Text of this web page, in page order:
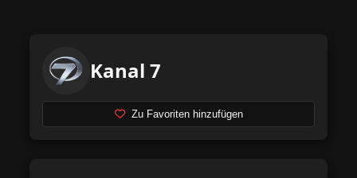
Kanal 7
Zu Favoriten hinzufügen